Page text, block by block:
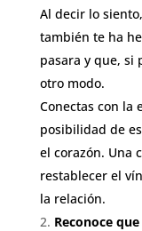
Al decir lo
también te ha
pasara y que, si
otro modo.
Conectas con la
posibilidad de
el corazón. Una
restablecer el
la relación.
Reconoce